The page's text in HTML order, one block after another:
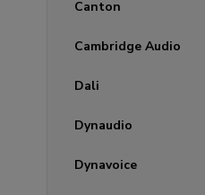
Canton
Cambridge Audio
Dali
Dynaudio
Dynavoice